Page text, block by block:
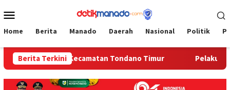
ke
Mobile
Home Berita Manado Daerah Nasional Politik
Berita Terkini
Kecamatan Tondano Timur Pelaku Pencurian